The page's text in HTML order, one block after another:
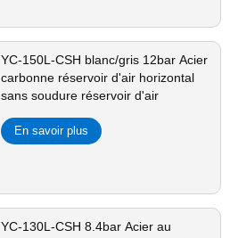
YC-150L-CSH blanc/gris 12bar Acier
carbonne réservoir d'air horizontal
sans soudure réservoir d'air
En savoir plus
YC-130L-CSH 8.4bar Acier au